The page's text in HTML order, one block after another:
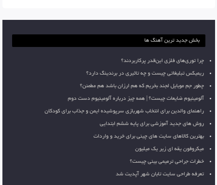
بخش جدید ترین آهنگ ها
چرا توری‌های فلزی این‌قدر پرکاربردند؟
ریمیکس تبلیغاتی چیست و چه تاثیری در برندینگ دارد؟
چطور جم موبایل لجند بخریم که هم ارزان باشد هم مطمئن؟
آلومینیوم ضایعات چیست؟ | همه چیز درباره آلومینیوم دست دوم
راهنمای والدین برای انتخاب شهربازی سرپوشیده ایمن و جذاب برای کودکان
روش های جدید آموزشی برای پایه ششم ابتدایی
بهترین کالاهای سایت های چینی برای خرید و واردات
میکروفون یقه ای زیر یک میلیون
خطرات جراحی ترمیمی بینی چیست؟
تعرفه طراحی سایت تابان شهر آپدیت شد